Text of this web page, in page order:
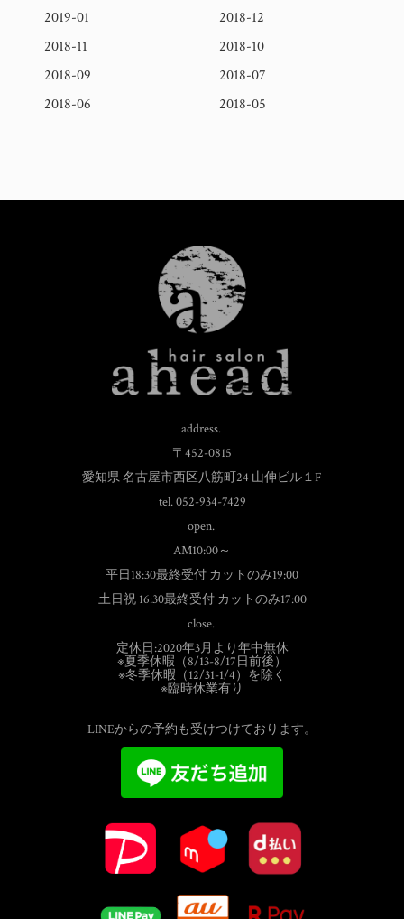
2019-01
2018-12
2018-11
2018-10
2018-09
2018-07
2018-06
2018-05
address.
〒452-0815
愛知県 名古屋市西区八筋町24 山伸ビル１F
tel. 052-934-7429
open.
AM10:00～
平日18:30最終受付 カットのみ19:00
土日祝 16:30最終受付 カットのみ17:00
close.
定休日:2020年3月より年中無休
※夏季休暇（8/13-8/17日前後）
※冬季休暇（12/31-1/4）を除く
※臨時休業有り
LINEからの予約も受けつけております。